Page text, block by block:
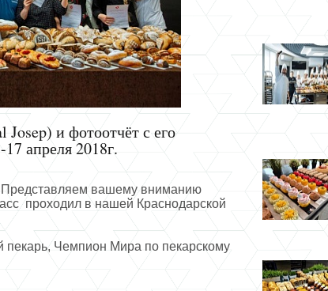
и фотоотчёт с его
апреля 2018г.
Представляем вашему вниманию
проходил в нашей Краснодарской
Чемпион Мира по пекарскому